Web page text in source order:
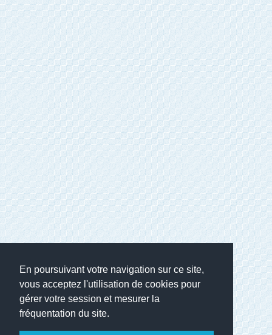
En poursuivant votre navigation sur ce site,
vous acceptez l'utilisation de cookies pour
gérer votre session et mesurer la
fréquentation du site.